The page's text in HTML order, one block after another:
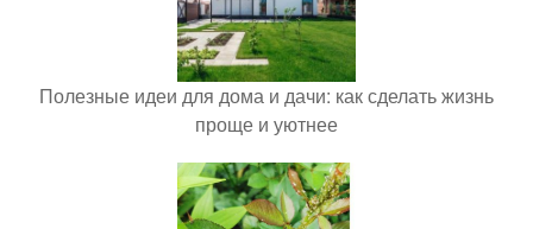
Полезные идеи для дома и дачи: как сделать жизнь
проще и уютнее